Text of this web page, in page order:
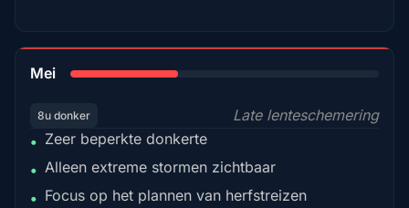
Mei
8u donker
Late lenteschemering
• Zeer beperkte donkerte
• Alleen extreme stormen zichtbaar
• Focus op het plannen van herfstreizen